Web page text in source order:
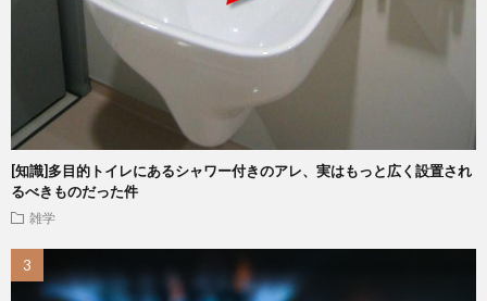
[知識]多目的トイレにあるシャワー付きのアレ、実はもっと広く設置され
るべきものだった件
雑学